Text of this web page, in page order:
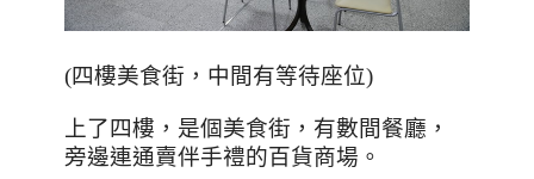
(四樓美食街，中間有等待座位)
上了四樓，是個美食街，有數間餐廳，
旁邊連通賣伴手禮的百貨商場。